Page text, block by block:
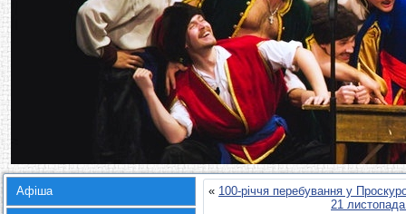
Афіша « 100-річчя перебування у
21 листопада